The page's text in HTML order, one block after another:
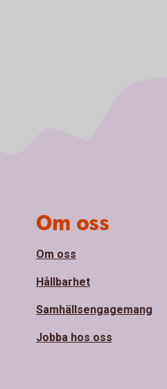
Om oss
Om oss
Hållbarhet
Samhällsengagemang
Jobba hos oss